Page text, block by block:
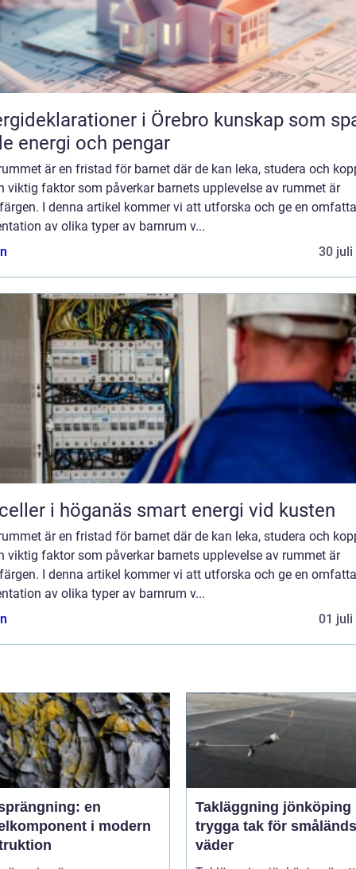
i Örebro kunskap som sparar
energi och pengar
är en fristad för barnet där de kan leka, studera och
viktig faktor som påverkar barnets upplevelse av rummet är
I denna artikel kommer vi att utforska och ge en
av olika typer av barnrum v...
30 juli
Solceller i höganäs smart energi vid kusten
är en fristad för barnet där de kan leka, studera och
viktig faktor som påverkar barnets upplevelse av rummet är
I denna artikel kommer vi att utforska och ge en
av olika typer av barnrum v...
01 juli
en
i modern
Takläggning jönköping
trygga tak för
väder